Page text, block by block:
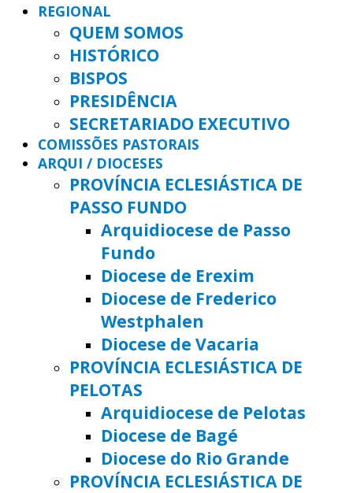
REGIONAL
QUEM SOMOS
HISTÓRICO
BISPOS
PRESIDÊNCIA
SECRETARIADO EXECUTIVO
COMISSÕES PASTORAIS
ARQUI / DIOCESES
PROVÍNCIA ECLESIÁSTICA DE
PASSO FUNDO
Arquidiocese de Passo
Fundo
Diocese de Erexim
Diocese de Frederico
Westphalen
Diocese de Vacaria
PROVÍNCIA ECLESIÁSTICA DE
PELOTAS
Arquidiocese de Pelotas
Diocese de Bagé
Diocese do Rio Grande
PROVÍNCIA ECLESIÁSTICA DE